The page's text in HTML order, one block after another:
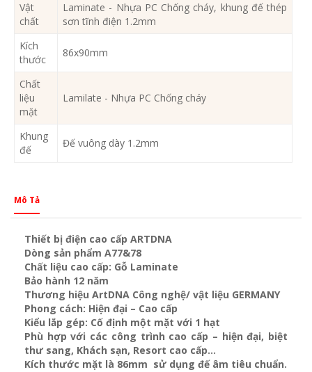
Vật
chất
Laminate - Nhựa PC Chống cháy, khung đế thép
sơn tĩnh điện 1.2mm
Kích
thước
86x90mm
Chất
liệu
mặt
Lamilate - Nhựa PC Chống cháy
Khung
đế
Đế vuông dày 1.2mm
Mô Tả
Thiết bị điện cao cấp ARTDNA
Dòng sản phẩm A77&78
Chất liệu cao cấp: Gỗ Laminate
Bảo hành 12 năm
Thương hiệu ArtDNA Công nghệ/ vật liệu GERMANY
Phong cách: Hiện đại – Cao cấp
Kiểu lắp gép: Cố định một mặt với 1 hạt
Phù hợp với các công trình cao cấp – hiện đại, biệt
thư sang, Khách sạn, Resort cao cấp…
Kích thước mặt là 86mm sử dụng đế âm tiêu chuẩn.